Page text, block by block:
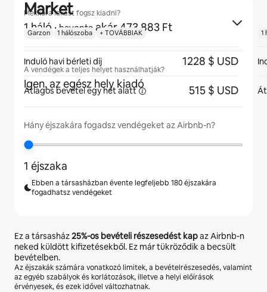
Mekkora lakást fogsz kiadni?
1 háló ·havonta akár 473 883 Ft
A vendégek a teljes helyet használhatják?
Igen, az egész hely kiadó
Hány éjszakára fogadsz vendégeket az Airbnb-n?
1 éjszaka
Ebben a társasházban évente legfeljebb 180 éjszakára
fogadhatsz vendégeket
Ez a társasház25%-os bevételi részesedést kapaz Airbnb-n
neked küldött kifizetésekből. Ez már tükröződik a becsült
bevételben.
Az éjszakák számára vonatkozó limitek, a bevételrészesedés, valamint
az egyéb szabályok és korlátozások, illetve a helyi előírások
érvényesek, és ezek idővel változhatnak.
Market
Garzon 1 hálószoba + TOVÁBBIAK
Induló havi bérleti díj 1228 $ USD
Átlagos bevétel egy hétalatt 515 $ USD
1